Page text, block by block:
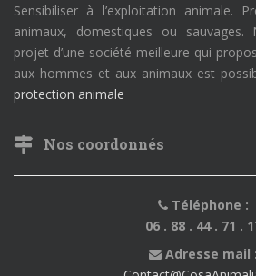
Sensibiliser à l’exploitation animale.
animaux, domestiques ou
projet d’une société meilleure qui
aux hommes et aux animaux est
protection animale
Nos coordonnés
Téléphone :
06 . 88 . 44 . 71 .
Adresse mail :